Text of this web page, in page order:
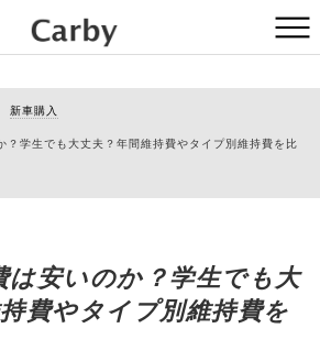
新車購入
？学生でも大丈夫？年間維持費やタイプ別維持費を比
は安いのか？学生でも大
費やタイプ別維持費を